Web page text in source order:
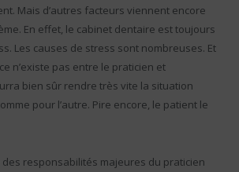
Mais d’autres facteurs viennent encore
En effet, le cabinet dentaire est toujours
Les causes de stress sont nombreuses. Et
n’existe pas entre le praticien et
bien sûr rendre très vite la situation
pour l’autre. Pire encore, le patient le
des responsabilités majeures du praticien